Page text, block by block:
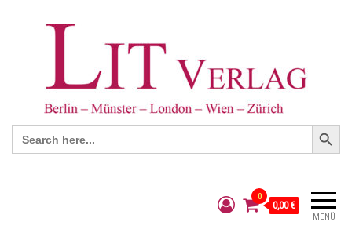
Search
for:
Search Button
MENÜ
0
0,00 €